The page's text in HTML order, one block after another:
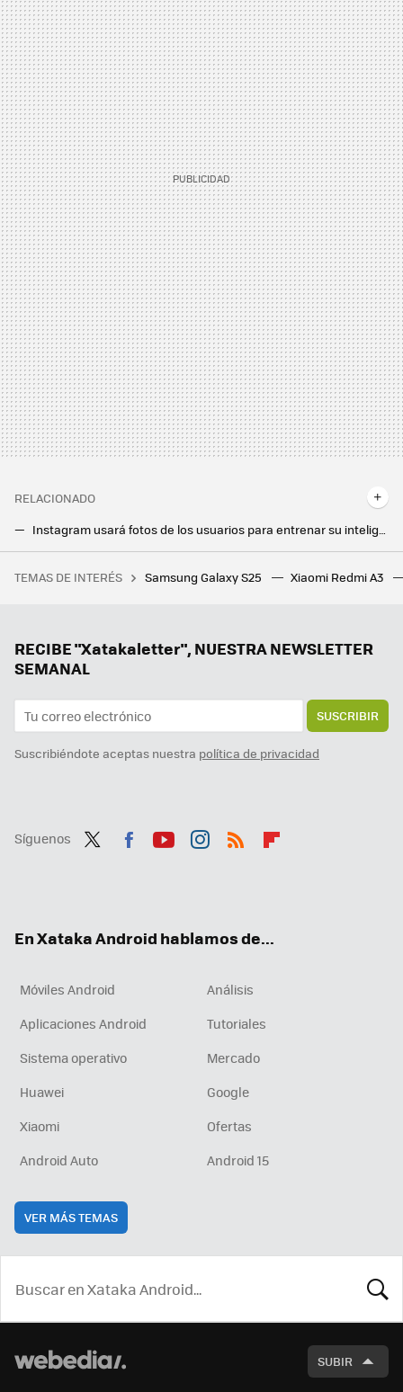
RELACIONADO
Instagram usará fotos de los usuarios para entrenar su inteligencia artificial. Así puedes evitarlo
Esto es lo que pasa en tu cerebro cuando 'scrolleas' sin parar con el móvil y cómo evitar que sea compulsivo
Adiós a las toallas húmedas este invierno: Create tiene la solución y son estos toalleros eléctricos
TEMAS DE INTERÉS Samsung Galaxy S25 Xiaomi Redmi A3
RECIBE "Xatakaletter", NUESTRA NEWSLETTER
SEMANAL
SUSCRIBIR
Suscribiéndote aceptas nuestra política de privacidad
Síguenos
En Xataka Android hablamos de...
Móviles Android
Análisis
Aplicaciones Android
Tutoriales
Sistema operativo
Mercado
Huawei
Google
Xiaomi
Ofertas
Android Auto
Android 15
VER MÁS TEMAS
SUBIR